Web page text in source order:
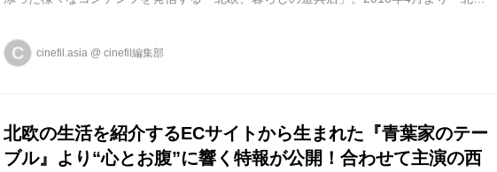
ーブル」の長編映画化が決定、6月18日（金）より全国公開致される。 監督はWEBドラ
マ版に引き続きサニーデイ・サービスやカネコアヤノのMVを手がけ、昨年の東京国際映
C cinefil.asia @ cinefil編集部
北欧の生活を紹介するECサイトから生まれた『青葉家のテー
ブル』より“心とお腹”に響く特報が公開！合わせて主演の西